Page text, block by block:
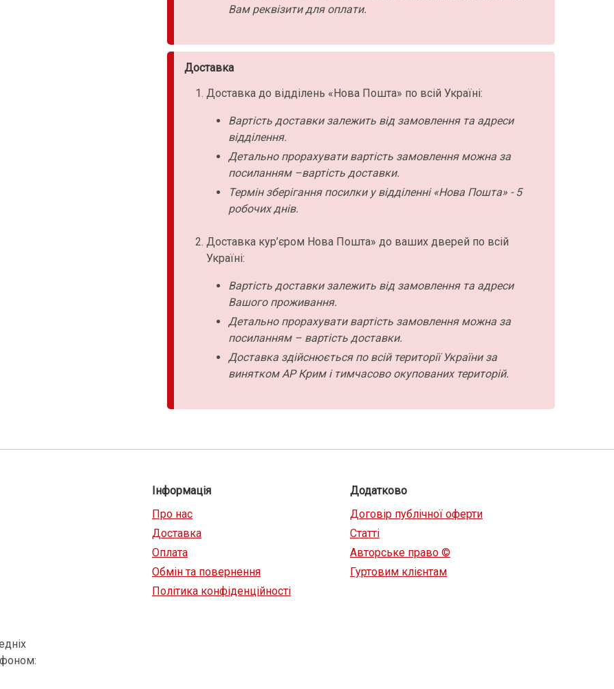
Вам реквізити для оплати.
Доставка
Доставка до відділень «Нова Пошта» по всій Україні:
Вартість доставки залежить від замовлення та адреси
відділення.
Детально прорахувати вартість замовлення можна за
посиланням –вартість доставки.
Термін зберігання посилки у відділенні «Нова Пошта» - 5
робочих днів.
Доставка кур’єром Нова Пошта» до ваших дверей по всій
Україні:
Вартість доставки залежить від замовлення та адреси
Вашого проживання.
Детально прорахувати вартість замовлення можна за
посиланням – вартість доставки.
Доставка здійснюється по всій території України за
винятком АР Крим і тимчасово окупованих територій.
Інформація
Про нас
Доставка
Оплата
Обмін та повернення
Політика конфіденційності
Додатково
Договір публічної оферти
Статті
Авторське право ©
Гуртовим клієнтам